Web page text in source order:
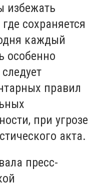
избежать
сохраняется
каждый
особенно
правил
при угрозе
акта.
пресс-